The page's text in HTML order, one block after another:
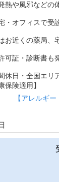
熱や風邪などの
・オフィスで受
お近くの薬局、
可証・診断書も
休日・全国エリ
保険適用】
【アレルギ